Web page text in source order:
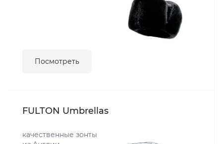
Посмотреть
FULTON Umbrellas
качественные зонты